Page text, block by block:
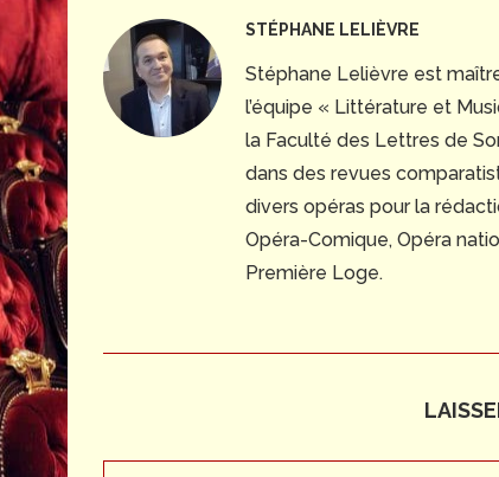
STÉPHANE LELIÈVRE
Stéphane Lelièvre est
l’équipe « Littérature et
la Faculté des Lettres de
dans des revues
divers opéras pour la
Opéra-Comique, Opéra
Première Loge.